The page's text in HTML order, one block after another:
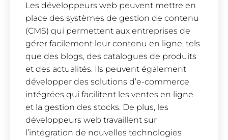
Les développeurs web peuvent mettre en
place des systèmes de gestion de contenu
(CMS) qui permettent aux entreprises de
gérer facilement leur contenu en ligne, tels
que des blogs, des catalogues de produits
et des actualités. Ils peuvent également
développer des solutions d’e-commerce
intégrées qui facilitent les ventes en ligne
et la gestion des stocks. De plus, les
développeurs web travaillent sur
l’intégration de nouvelles technologies